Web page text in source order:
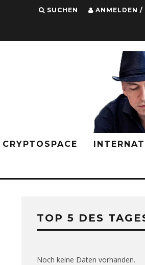
SUCHEN ANMELDEN /
CRYPTOSPACE
TOP 5 DES
Noch keine Daten vorhanden.